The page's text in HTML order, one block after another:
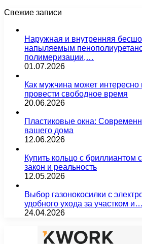
Свежие записи
Наружная и внутренняя
напыляемым
полимеризации,…
01.07.2026
Как мужчина может интересно
провести свободное время
20.06.2026
Пластиковые окна:
вашего дома
12.06.2026
Купить кольцо с бриллиантом
закон и реальность
12.05.2026
Выбор газонокосилки с
удобного ухода за участком и…
24.04.2026